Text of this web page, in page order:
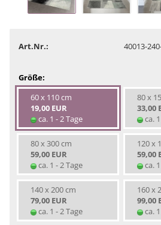
Art.Nr.: 40013-
Größe:
60 x 110 cm
19,00 EUR
ca. 1 - 2 Tage
80 x
33,00
ca.
80 x 300 cm
59,00 EUR
ca. 1 - 2 Tage
120 x
59,00
ca.
140 x 200 cm
79,00 EUR
ca. 1 - 2 Tage
160 x
99,00
ca.